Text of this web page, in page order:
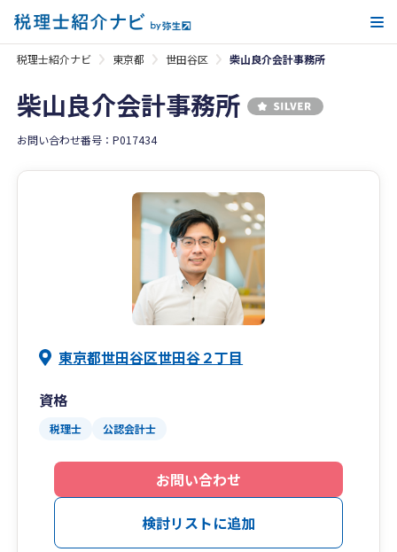
税理士紹介ナビ 東京都 世田谷区 柴山良介会計事務所
柴山良介会計事務所
お問い合わせ番号：P017434
東京都世田谷区世田谷２丁目
資格
税理士 公認会計士
お問い合わせ
検討リストに追加